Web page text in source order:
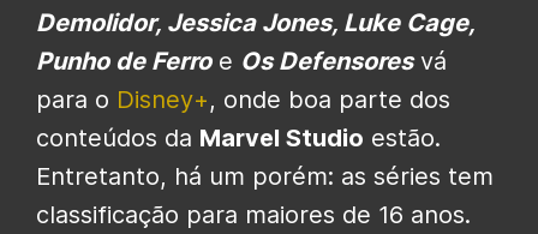
Demolidor, Jessica Jones, Luke Cage,
Punho de Ferroe Os Defensoresvá
para o Disney+, onde boa parte dos
conteúdos da Marvel Studio estão.
Entretanto, há um porém: as séries tem
classificação para maiores de 16 anos.